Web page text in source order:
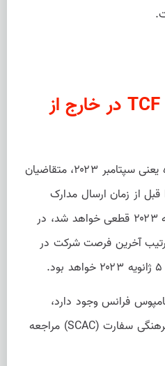
تقویم آزمون TCF DAP در خارج از
رای شروع سال تحصیلی آینده یعنی سپتامبر ۲۰۲۳، متقاضیان
از زمان ارسال مدارک
ثبت‌نام که در تاریخ اول فوریه ۲۰۲۳ قطعی خواهد شد، در
آخرین فرصت شرکت در
فرانس وجود دارد،
می‌توانند مستقیم به بخش فرهنگی سفارت (SCAC) مراجعه